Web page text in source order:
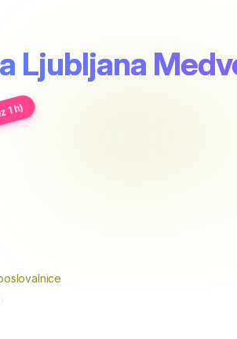
Ljubljana
h)